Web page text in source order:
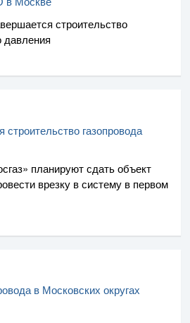
строительство
давления
газопровода
планируют сдать объект
врезку в систему в первом
в Московских округах